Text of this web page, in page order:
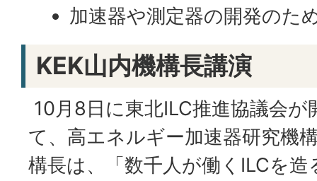
加速器や測定器の開発のた
KEK山内機構長講演
10月8日に東北ILC推進協議会
て、高エネルギー加速器研究機
構長は、「数千人が働くILCを